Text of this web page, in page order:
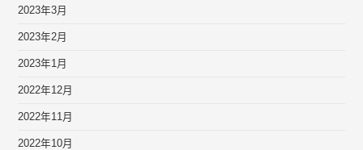
2023年3月
2023年2月
2023年1月
2022年12月
2022年11月
2022年10月